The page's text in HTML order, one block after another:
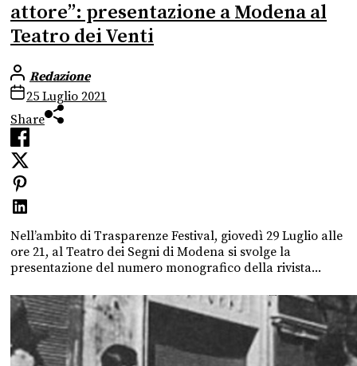
attore”: presentazione a Modena al
Teatro dei Venti
Redazione
25 Luglio 2021
Share
Nell’ambito di Trasparenze Festival, giovedì 29 Luglio alle
ore 21, al Teatro dei Segni di Modena si svolge la
presentazione del numero monografico della rivista...